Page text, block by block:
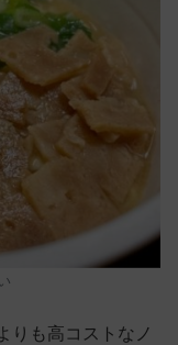
も高コストなノ